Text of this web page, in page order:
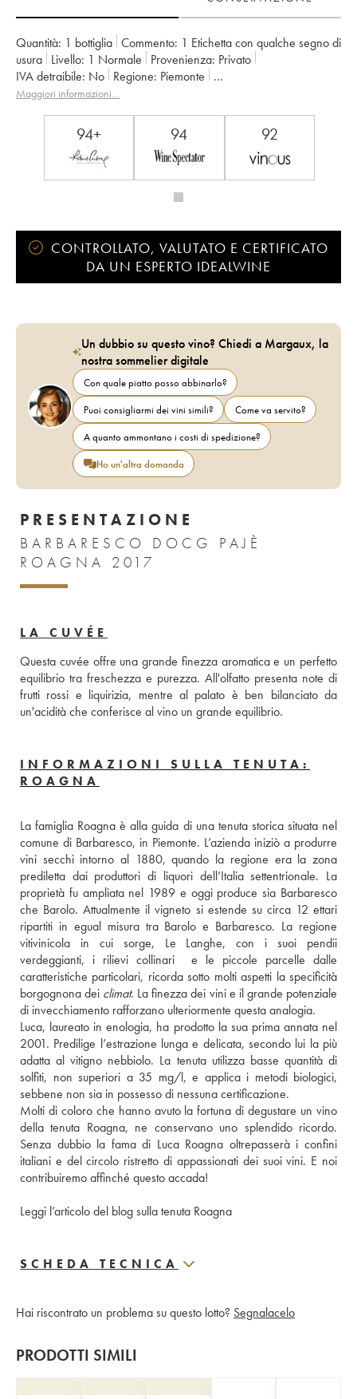
Quantità: 1 bottiglia Commento: 1 Etichetta con qualche segno di
usura Livello: 1 Normale Provenienza:
privato
IVA detraibile:
no Regione:
Piemonte
Denominazione: Barbaresco DOCG
Maggiori informazioni…
94+ 94 92
CONTROLLATO, VALUTATO E CERTIFICATO
DA UN ESPERTO IDEALWINE
Un dubbio su questo vino? Chiedi a Margaux, la
nostra sommelier digitale
Con quale piatto posso abbinarlo?
Puoi consigliarmi dei vini simili?
Come va servito?
A quanto ammontano i costi di spedizione?
Ho un'altra domanda
PRESENTAZIONE
BARBARESCO DOCG PAJÈ
ROAGNA 2017
LA CUVÉE
Questa cuvée offre una grande finezza aromatica e un perfetto
equilibrio tra freschezza e purezza. All'olfatto presenta note di
frutti rossi e liquirizia, mentre al palato è ben bilanciato da
un'acidità che conferisce al vino un grande equilibrio.
INFORMAZIONI SULLA TENUTA:
ROAGNA
La famiglia Roagna è alla guida di una tenuta storica situata nel
comune di Barbaresco, in Piemonte. L’azienda iniziò a produrre
vini secchi intorno al 1880, quando la regione era la zona
prediletta dai produttori di liquori dell’Italia settentrionale. La
proprietà fu ampliata nel 1989 e oggi produce sia Barbaresco
che Barolo. Attualmente il vigneto si estende su circa 12 ettari
ripartiti in egual misura tra Barolo e Barbaresco. La regione
vitivinicola in cui sorge, Le Langhe, con i suoi pendii
verdeggianti, i rilievi collinari  e le piccole parcelle dalle
caratteristiche particolari, ricorda sotto molti aspetti la specificità
borgognona dei climat. La finezza dei vini e il grande potenziale
di invecchiamento rafforzano ulteriormente questa analogia.
Luca, laureato in enologia, ha prodotto la sua prima annata nel
2001. Predilige l’estrazione lunga e delicata, secondo lui la più
adatta al vitigno nebbiolo. La tenuta utilizza basse quantità di
solfiti, non superiori a 35 mg/l, e applica i metodi biologici,
sebbene non sia in possesso di nessuna certificazione.
Molti di coloro che hanno avuto la fortuna di degustare un vino
della tenuta Roagna, ne conservano uno splendido ricordo.
Senza dubbio la fama di Luca Roagna oltrepasserà i confini
italiani e del circolo ristretto di appassionati dei suoi vini. E noi
contribuiremo affinché questo accada!
Leggi l’articolo del blog sulla tenuta Roagna
SCHEDA TECNICA
Hai riscontrato un problema su questo lotto? Segnalacelo
PRODOTTI SIMILI